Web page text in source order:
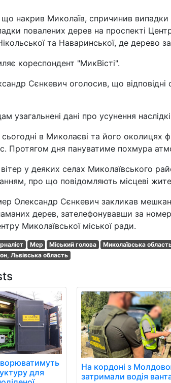
накрив Миколаїв, спричинив випадки
повалених дерев на проспекті
та Наваринської, де дерево
кореспондент "МикВісті".
Сєнкевич оголосив, що
узагальнені дані про усунення
в Миколаєві та його околицях
Протягом дня пануватиме похмура
у деяких селах Миколаївського
про що повідомляють місцеві
Олександр Сєнкевич закликав
дерев, зателефонувавши за
Миколаївської міської ради.
Мер Міський голова Миколаївська
Львівська область
для
На кордоні з
затримали водія